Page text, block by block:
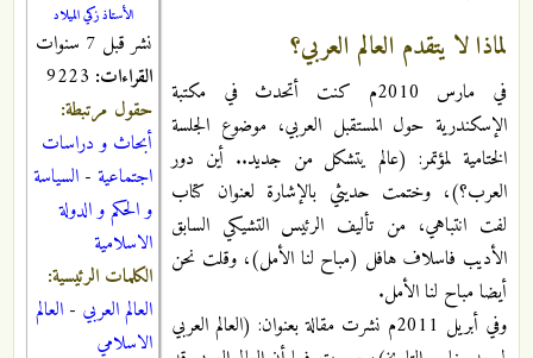
الأستاذ زكي الميلاد
نشر قبل 7 سنوات
القراءات:
حقول مرتبطة:
أبحاث و دراسات
اجتماعية - السياسة
و الحكم و الدولة
الاسلامية
الكلمات الرئيسية:
العالم العربي - العالم
الاسلامي
لماذا لا يتقدم العالم العربي؟
في مارس 2010م كنت أتحدث في مكتبة
الإسكندرية حول المستقبل العربي، موضوع الجلسة
الختامية لمؤتمر: (عالم يتشكل من جديد.. أين دور
العرب؟)، وختمت حديثي بالإشارة لعنوان كتاب
لفت انتباهي، من تأليف الرئيس التشيكي السابق
الأديب فاسلاف هافل (مباح لنا الأمل)، وقلت نحن
أيضا مباح لنا الأمل.
وفي أبريل 2011م نشرت مقالة بعنوان: (العالم العربي